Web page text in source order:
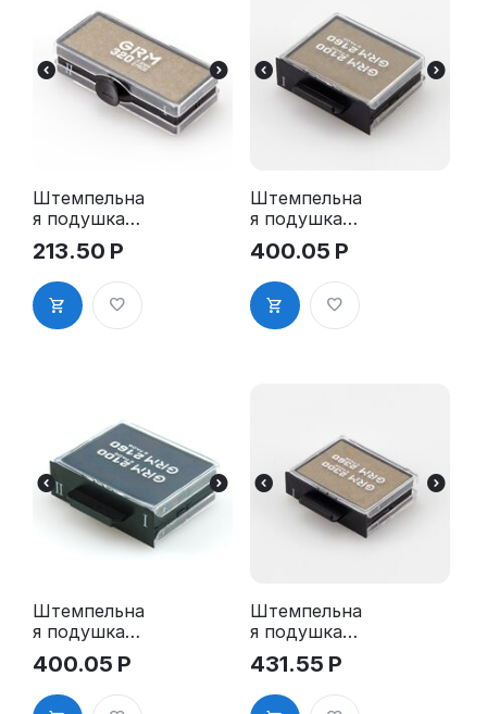
Штемпельна
я подушка
для GRM 320
2Pads, синяя
213.50 Р
Штемпельна
я подушка
для GRM
2100 2Pads,
2160 2Pads,
5200 2Pads,
5430 2Pads
400.05 Р
Штемпельна
я подушка
для GRM
2100 2Pads,
2160 2Pads,
400.05 Р
Штемпельна
я подушка
для GRM
2300 2Pads,
2360 2Pads
431.55 Р